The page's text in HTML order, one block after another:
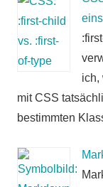
ich,
mit CSS
bestimmten